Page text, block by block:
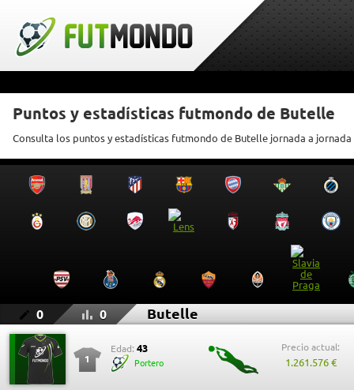
Puntos y estadísticas futmondo de Butelle
Consulta los puntos y estadísticas futmondo de Butelle jornada a jornada
0 0 Butelle
1
Edad: 43
Portero
Precio actual:
1.261.576 €